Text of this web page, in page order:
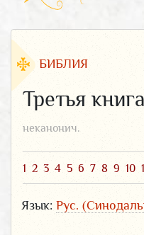
БИБЛИЯ
Третья
неканонич.
1 2 3 4 5 6 7 8 9 10
Язык: Рус.